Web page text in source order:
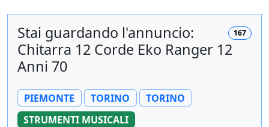
167
Stai guardando l'annuncio:
Chitarra 12 Corde Eko Ranger 12
Anni 70
PIEMONTE TORINO
TORINO
STRUMENTI MUSICALI